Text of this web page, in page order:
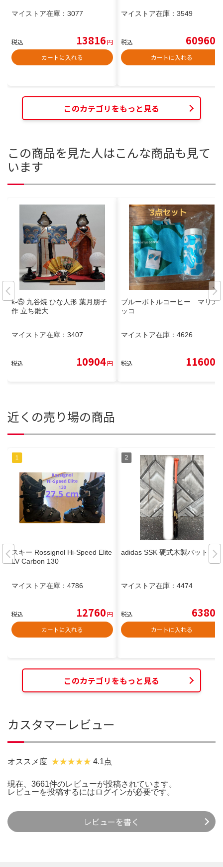
マイストア在庫： 3077
税込 13816円
カートに入れる
マイストア在庫： 3549
税込 60960
カートに入れる
このカテゴリをもっと見る
この商品を見た人はこんな商品も見て
います
k-⑤ 九谷焼 ひな人形 葉月朋子
作 立ち雛大
マイストア在庫： 3407
税込 10904円
ブルーボトルコーヒー マリメ
ッコ
マイストア在庫： 4626
税込 11600
近くの売り場の商品
スキー Rossignol Hi-Speed Elite
LV Carbon 130
マイストア在庫： 4786
税込 12760円
カートに入れる
adidas SSK 硬式木製バット
マイストア在庫： 4474
税込 6380
カートに入れる
このカテゴリをもっと見る
カスタマーレビュー
オススメ度 4.1点
現在、3661件のレビューが投稿されています。
レビューを投稿するには ログインが必要です。
レビューを書く